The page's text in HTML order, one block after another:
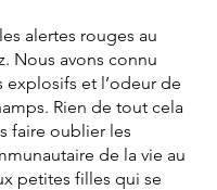
alertes rouges au
Nous avons connu
et l’odeur de
Rien de tout cela
faire oublier les
de la vie au
petites filles qui se